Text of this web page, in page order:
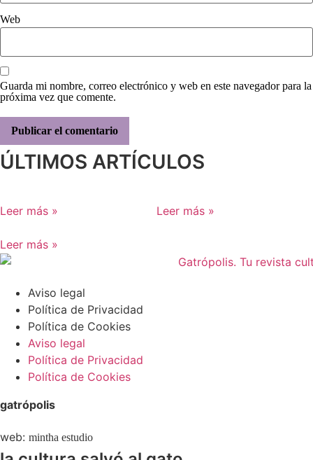
Web
Guarda mi nombre, correo electrónico y web en este navegador para la
próxima vez que comente.
ÚLTIMOS ARTÍCULOS
Leer más » Leer más »
Leer más »
Aviso legal
Política de Privacidad
Política de Cookies
Aviso legal
Política de Privacidad
Política de Cookies
gatrópolis
web: mintha estudio